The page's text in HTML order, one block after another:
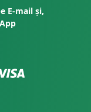
E-mail și,